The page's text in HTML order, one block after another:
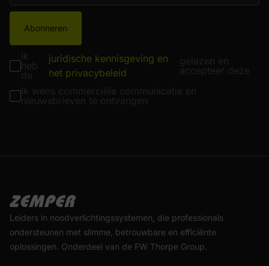
Abonneren
juridische kennisgeving en
het privacybeleid
Leiders in noodverlichtingssystemen, die professionals
ondersteunen met slimme, betrouwbare en efficiënte
oplossingen. Onderdeel van de FW Thorpe Group.